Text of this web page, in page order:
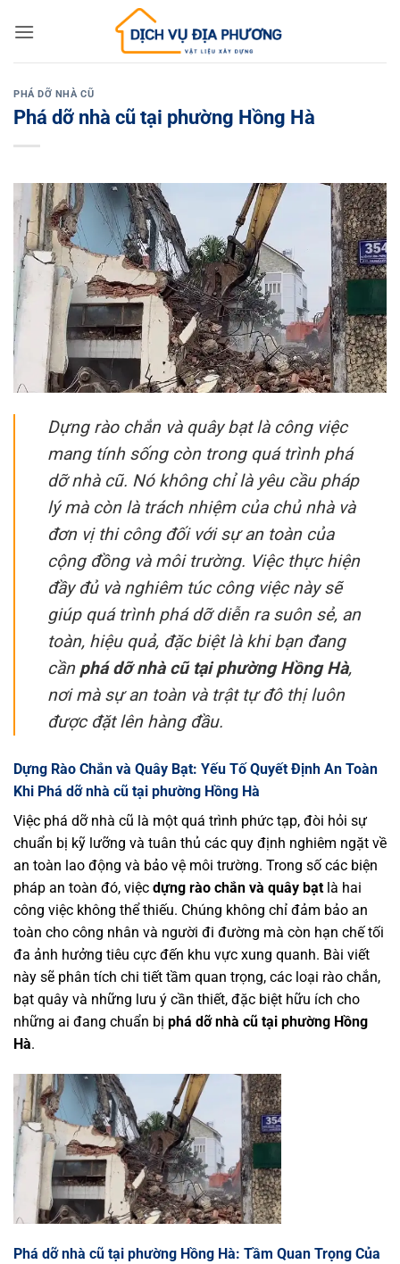
PHÁ DỠ NHÀ CŨ
Phá dỡ nhà cũ tại phường Hồng Hà
Dựng rào chắn và quây bạt là công việc
mang tính sống còn trong quá trình phá
dỡ nhà cũ. Nó không chỉ là yêu cầu pháp
lý mà còn là trách nhiệm của chủ nhà và
đơn vị thi công đối với sự an toàn của
cộng đồng và môi trường. Việc thực hiện
đầy đủ và nghiêm túc công việc này sẽ
giúp quá trình phá dỡ diễn ra suôn sẻ, an
toàn, hiệu quả, đặc biệt là khi bạn đang
cần phá dỡ nhà cũ tại phường Hồng Hà,
nơi mà sự an toàn và trật tự đô thị luôn
được đặt lên hàng đầu.
Dựng Rào Chắn và Quây Bạt: Yếu Tố Quyết Định An Toàn
Khi Phá dỡ nhà cũ tại phường Hồng Hà
Việc phá dỡ nhà cũ là một quá trình phức tạp, đòi hỏi sự
chuẩn bị kỹ lưỡng và tuân thủ các quy định nghiêm ngặt về
an toàn lao động và bảo vệ môi trường. Trong số các biện
pháp an toàn đó, việc dựng rào chắn và quây bạt là hai
công việc không thể thiếu. Chúng không chỉ đảm bảo an
toàn cho công nhân và người đi đường mà còn hạn chế tối
đa ảnh hưởng tiêu cực đến khu vực xung quanh. Bài viết
này sẽ phân tích chi tiết tầm quan trọng, các loại rào chắn,
bạt quây và những lưu ý cần thiết, đặc biệt hữu ích cho
những ai đang chuẩn bị phá dỡ nhà cũ tại phường Hồng
Hà.
Phá dỡ nhà cũ tại phường Hồng Hà: Tầm Quan Trọng Của